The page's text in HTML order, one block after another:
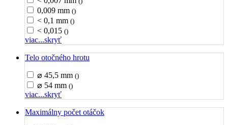
0,009 mm ()
< 0,1 mm ()
< 0,015 ()
viac...skryť
Telo otočného hrotu
⌀ 45,5 mm ()
⌀ 54 mm ()
viac...skryť
Maximálny počet otáčok